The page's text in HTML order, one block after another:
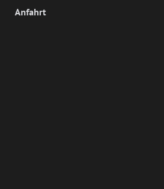
Anfahrt